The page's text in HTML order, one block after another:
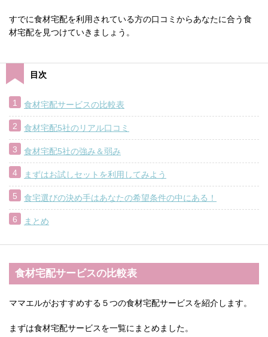
すでに食材宅配を利用されている方の口コミからあなたに合う食
材宅配を見つけていきましょう。
目次
食材宅配サービスの比較表
食材宅配5社のリアル口コミ
食材宅配5社の強み＆弱み
まずはお試しセットを利用してみよう
食宅選びの決め手はあなたの希望条件の中にある！
まとめ
食材宅配サービスの比較表
ママエルがおすすめする５つの食材宅配サービスを紹介します。
まずは食材宅配サービスを一覧にまとめました。